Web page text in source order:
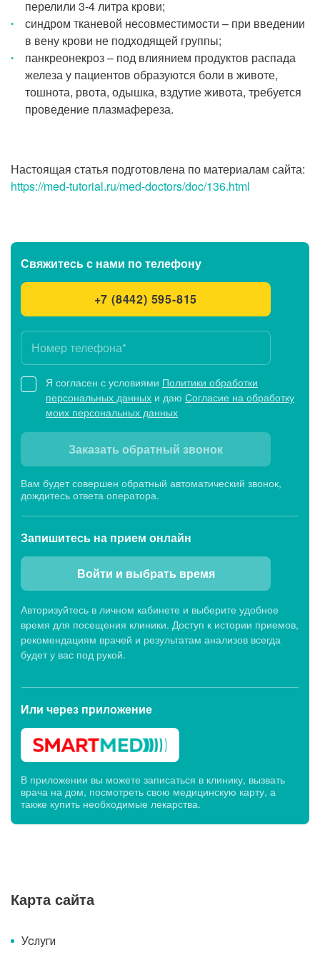
перелили 3-4 литра крови;
синдром тканевой несовместимости – при введении
в вену крови не подходящей группы;
панкреонекроз – под влиянием продуктов распада
железа у пациентов образуются боли в животе,
тошнота, рвота, одышка, вздутие живота, требуется
проведение плазмафереза.
Настоящая статья подготовлена по материалам сайта:
https://med-tutorial.ru/med-doctors/doc/136.html
Свяжитесь с нами по телефону
+7 (8442) 595-815
Я согласен с условиями Политики обработки
персональных данных и даю Согласие на обработку
моих персональных данных
Заказать обратный звонок
Вам будет совершен обратный автоматический звонок,
дождитесь ответа оператора.
Запишитесь на прием онлайн
Войти и выбрать время
Авторизуйтесь в личном кабинете и выберите удобное
время для посещения клиники. Доступ к истории приемов,
рекомендациям врачей и результатам анализов всегда
будет у вас под рукой.
Или через приложение
В приложении вы можете записаться в клинику, вызвать
врача на дом, посмотреть свою медицинскую карту, а
также купить необходимые лекарства.
Карта сайта
Услуги